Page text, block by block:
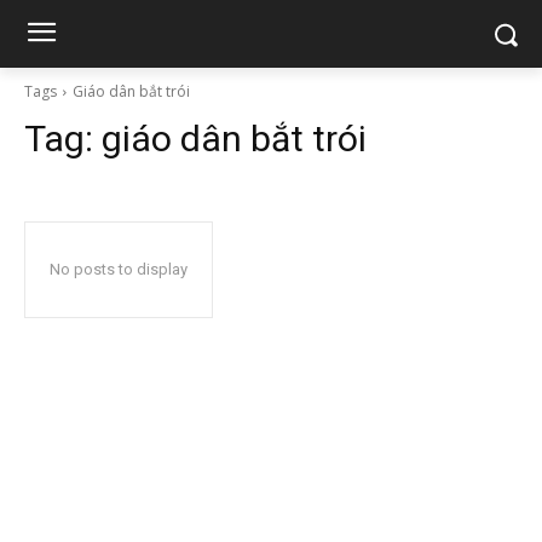
Tags Giáo dân bắt trói
Tag: giáo dân bắt trói
No posts to display